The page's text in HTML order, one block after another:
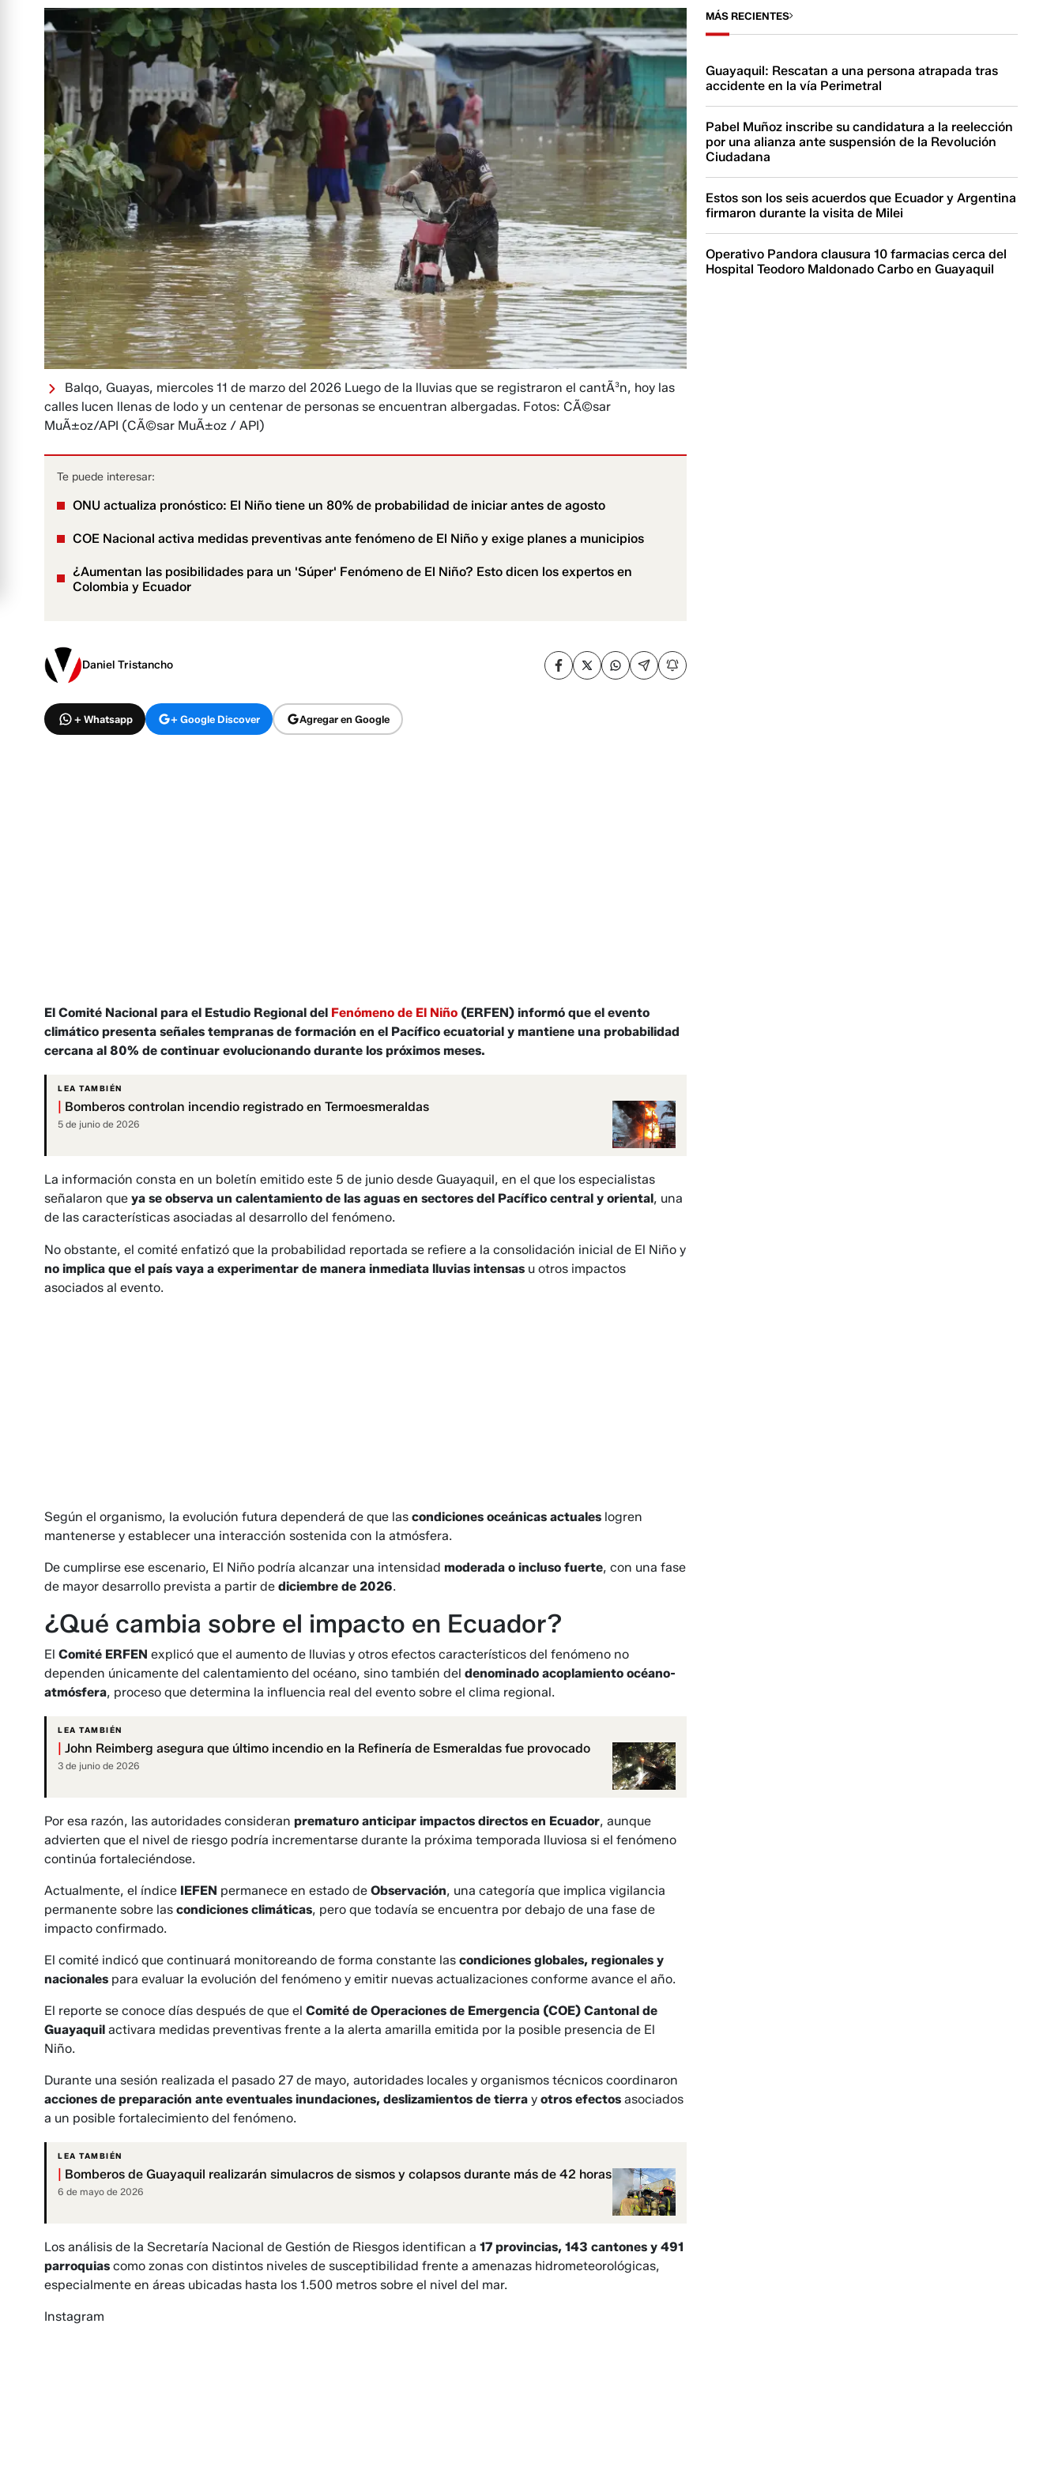
Balqo, Guayas, miercoles 11 de marzo del 2026 Luego de la lluvias que se registraron el cantÃ³n, hoy las
calles lucen llenas de lodo y un centenar de personas se encuentran albergadas. Fotos: CÃ©sar
MuÃ±oz/API (CÃ©sar MuÃ±oz / API)
Te puede interesar:
ONU actualiza pronóstico: El Niño tiene un 80% de probabilidad de iniciar antes de agosto
COE Nacional activa medidas preventivas ante fenómeno de El Niño y exige planes a municipios
¿Aumentan las posibilidades para un 'Súper' Fenómeno de El Niño? Esto dicen los expertos en
Colombia y Ecuador
Daniel Tristancho
+ Whatsapp + Google Discover Agregar en Google
El Comité Nacional para el Estudio Regional del Fenómeno de El Niño (ERFEN) informó que el evento
climático presenta señales tempranas de formación en el Pacífico ecuatorial y mantiene una probabilidad
cercana al 80% de continuar evolucionando durante los próximos meses.
LEA TAMBIÉN
Bomberos controlan incendio registrado en Termoesmeraldas
5 de junio de 2026
La información consta en un boletín emitido este 5 de junio desde Guayaquil, en el que los especialistas
señalaron que ya se observa un calentamiento de las aguas en sectores del Pacífico central y oriental, una
de las características asociadas al desarrollo del fenómeno.
No obstante, el comité enfatizó que la probabilidad reportada se refiere a la consolidación inicial de El Niño y
no implica que el país vaya a experimentar de manera inmediata lluvias intensas u otros impactos
asociados al evento.
Según el organismo, la evolución futura dependerá de que las condiciones oceánicas actuales logren
mantenerse y establecer una interacción sostenida con la atmósfera.
De cumplirse ese escenario, El Niño podría alcanzar una intensidad moderada o incluso fuerte, con una fase
de mayor desarrollo prevista a partir de diciembre de 2026.
¿Qué cambia sobre el impacto en Ecuador?
El Comité ERFEN explicó que el aumento de lluvias y otros efectos característicos del fenómeno no
dependen únicamente del calentamiento del océano, sino también del denominado acoplamiento océano-
atmósfera, proceso que determina la influencia real del evento sobre el clima regional.
LEA TAMBIÉN
John Reimberg asegura que último incendio en la Refinería de Esmeraldas fue provocado
3 de junio de 2026
Por esa razón, las autoridades consideran prematuro anticipar impactos directos en Ecuador, aunque
advierten que el nivel de riesgo podría incrementarse durante la próxima temporada lluviosa si el fenómeno
continúa fortaleciéndose.
Actualmente, el índice IEFEN permanece en estado de Observación, una categoría que implica vigilancia
permanente sobre las condiciones climáticas, pero que todavía se encuentra por debajo de una fase de
impacto confirmado.
El comité indicó que continuará monitoreando de forma constante las condiciones globales, regionales y
nacionales para evaluar la evolución del fenómeno y emitir nuevas actualizaciones conforme avance el año.
El reporte se conoce días después de que el Comité de Operaciones de Emergencia (COE) Cantonal de
Guayaquil activara medidas preventivas frente a la alerta amarilla emitida por la posible presencia de El
Niño.
Durante una sesión realizada el pasado 27 de mayo, autoridades locales y organismos técnicos coordinaron
acciones de preparación ante eventuales inundaciones, deslizamientos de tierra y otros efectos asociados
a un posible fortalecimiento del fenómeno.
LEA TAMBIÉN
Bomberos de Guayaquil realizarán simulacros de sismos y colapsos durante más de 42 horas
6 de mayo de 2026
Los análisis de la Secretaría Nacional de Gestión de Riesgos identifican a 17 provincias, 143 cantones y 491
parroquias como zonas con distintos niveles de susceptibilidad frente a amenazas hidrometeorológicas,
especialmente en áreas ubicadas hasta los 1.500 metros sobre el nivel del mar.
Instagram
MÁS RECIENTES
Guayaquil: Rescatan a una persona atrapada tras
accidente en la vía Perimetral
Pabel Muñoz inscribe su candidatura a la reelección
por una alianza ante suspensión de la Revolución
Ciudadana
Estos son los seis acuerdos que Ecuador y Argentina
firmaron durante la visita de Milei
Operativo Pandora clausura 10 farmacias cerca del
Hospital Teodoro Maldonado Carbo en Guayaquil